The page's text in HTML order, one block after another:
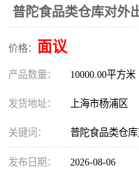
普陀食品类仓库对外
价格： 面议
产品数量： 10000.00平方米
发货地址： 上海市杨浦区
关键词： 普陀食品类仓
发布日期： 2026-08-06